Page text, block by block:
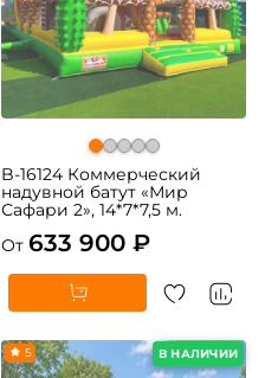
B-16124 Коммерческий
надувной батут «Мир
Сафари 2», 14*7*7,5 м.
От 633 900 ₽
В НАЛИЧИИ
5